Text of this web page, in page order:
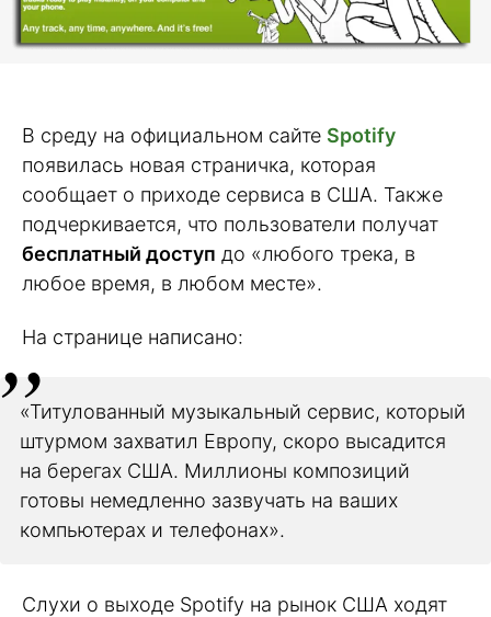
В среду на официальном сайте Spotify
появилась новая страничка, которая
сообщает о приходе сервиса в США. Также
подчеркивается, что пользователи получат
бесплатный доступ до «любого трека, в
любое время, в любом месте».
На странице написано:
«Титулованный музыкальный сервис, который
штурмом захватил Европу, скоро высадится
на берегах США. Миллионы композиций
готовы немедленно зазвучать на ваших
компьютерах и телефонах».
Слухи о выходе Spotify на рынок США ходят